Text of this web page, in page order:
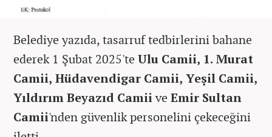
Belediye yazıda, tasarruf tedbirlerini bahane
ederek 1 Şubat 2025'te Ulu Camii, 1. Murat
Camii, Hüdavendigar Camii, Yeşil Camii,
Yıldırım Beyazıd Camiive Emir Sultan
Camii'nden güvenlik personelini çekeceğini